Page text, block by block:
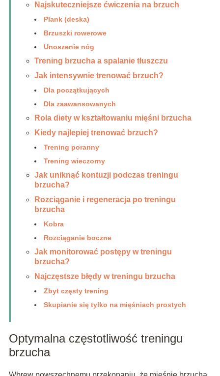
Najskuteczniejsze ćwiczenia na brzuch
Plank (deska)
Brzuszki rowerowe
Unoszenie nóg
Trening brzucha a spalanie tłuszczu
Jak intensywnie trenować brzuch?
Dla początkujących
Dla zaawansowanych
Rola diety w kształtowaniu mięśni brzucha
Kiedy najlepiej trenować brzuch?
Trening poranny
Trening wieczorny
Jak uniknąć kontuzji podczas treningu
brzucha?
Rozciąganie i regeneracja po treningu
brzucha
Kobra
Rozciąganie boczne
Jak monitorować postępy w treningu
brzucha?
Najczęstsze błędy w treningu brzucha
Zbyt częsty trening
Skupianie się tylko na mięśniach prostych
Optymalna częstotliwość treningu
brzucha